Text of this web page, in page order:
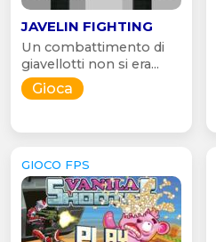
JAVELIN FIGHTING
Un combattimento di
giavellotti non si era...
Gioca
GIOCO FPS